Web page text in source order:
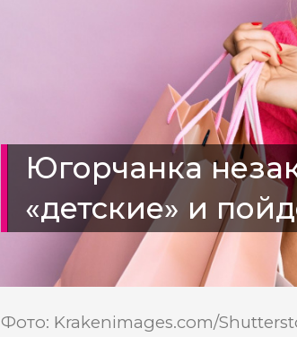
Югорчанка
«детские» и
Фото: Krakenimages.com/